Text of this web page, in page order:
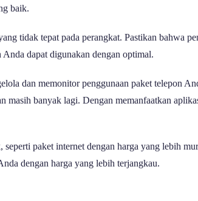
baik.
tidak tepat pada perangkat. Pastikan bahwa
dapat digunakan dengan optimal.
dan memonitor penggunaan paket telepon
masih banyak lagi. Dengan memanfaatkan
paket internet dengan harga yang lebih
dengan harga yang lebih terjangkau.